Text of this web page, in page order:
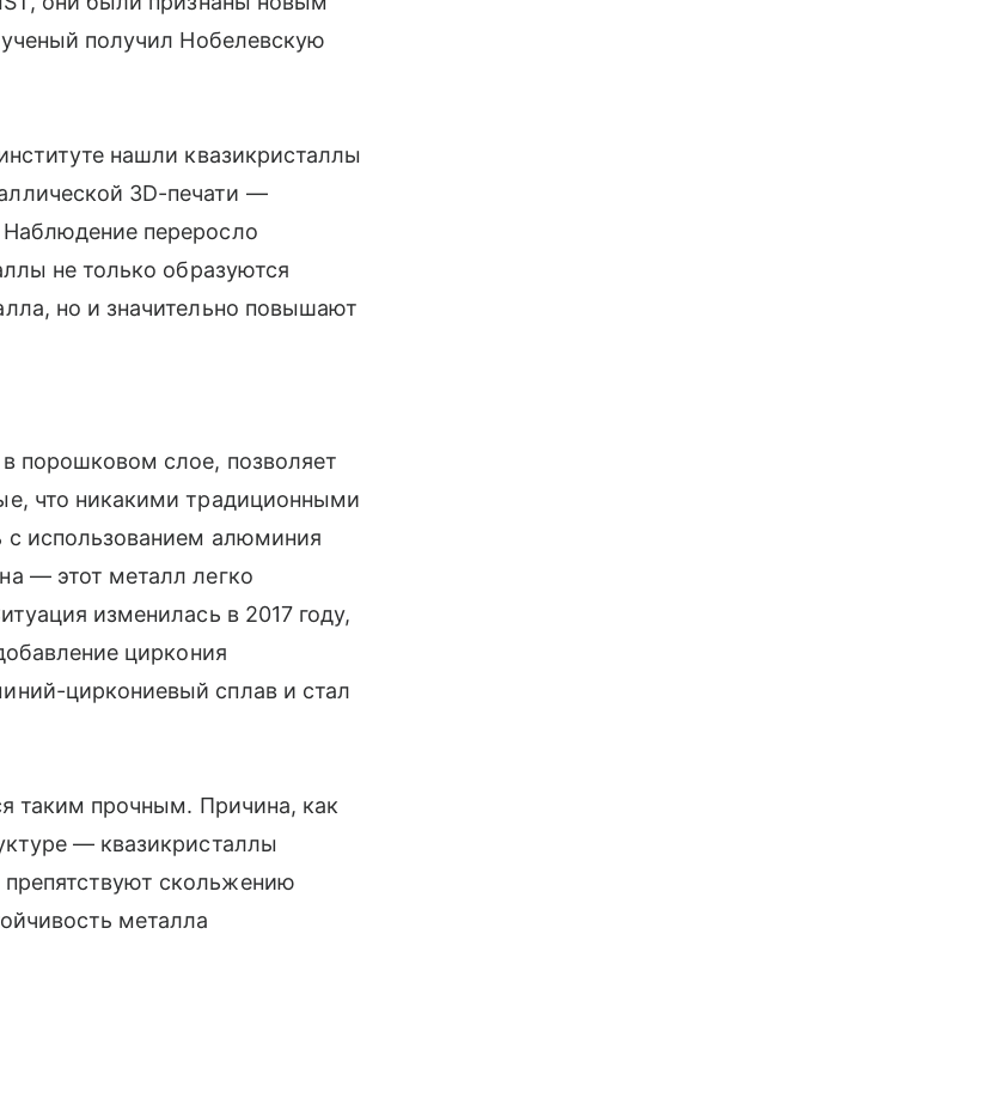
получил Нобелевскую
нашли квазикристаллы
3D-печати —
переросло
не только образуются
но и значительно повышают
порошковом слое, позволяет
что никакими традиционными
с использованием алюминия
— этот металл легко
изменилась в 2017 году,
циркония
циркониевый сплав и стал
таким прочным. Причина, как
— квазикристаллы
препятствуют скольжению
металла